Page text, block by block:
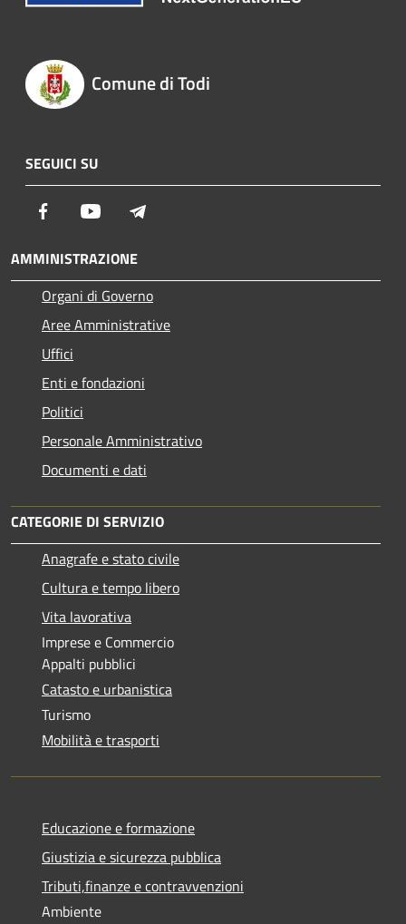
Comune di Todi
SEGUICI SU
Facebook Youtube
AMMINISTRAZIONE
Organi di Governo
Aree Amministrative
Uffici
Enti e fondazioni
Politici
Personale Amministrativo
Documenti e dati
CATEGORIE DI SERVIZIO
Anagrafe e stato civile
Cultura e tempo libero
Vita lavorativa
Imprese e Commercio
Appalti pubblici
Catasto e urbanistica
Turismo
Mobilità e trasporti
Educazione e formazione
Giustizia e sicurezza pubblica
Tributi,finanze e contravvenzioni
Ambiente